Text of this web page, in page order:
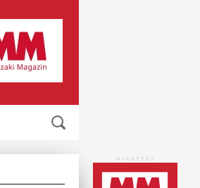
HIRDETÉS